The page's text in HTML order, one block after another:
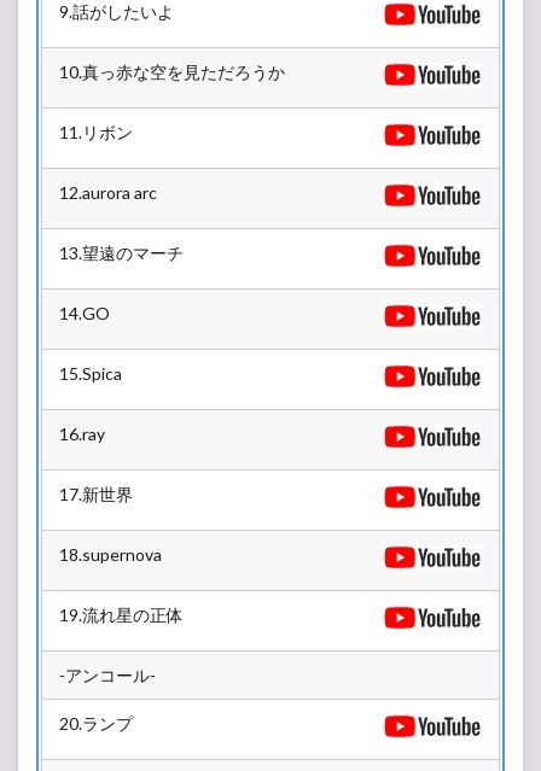
9.話がしたいよ
10.真っ赤な空を見ただろうか
11.リボン
12.aurora arc
13.望遠のマーチ
14.GO
15.Spica
16.ray
17.新世界
18.supernova
19.流れ星の正体
-アンコール-
20.ランプ